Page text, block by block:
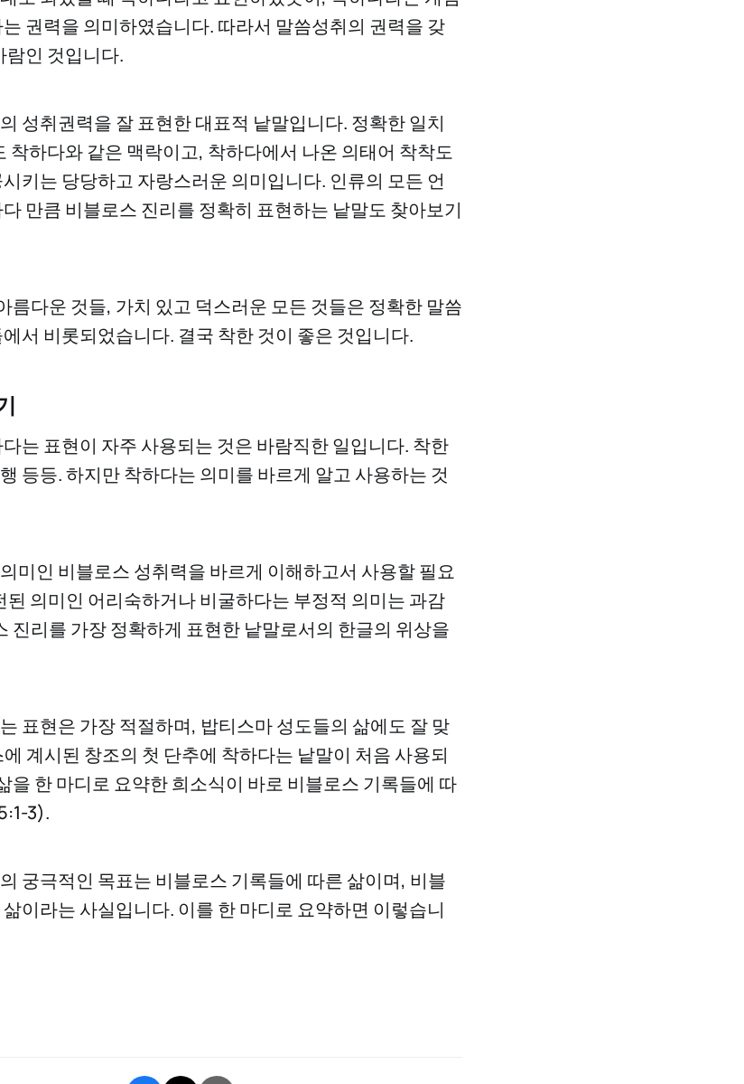
권력을 의미하였습니다. 따라서 말씀성취의 권력을 갖
람인 것입니다.
성취권력을 잘 표현한 대표적 낱말입니다. 정확한 일치
착하다와 같은 맥락이고, 착하다에서 나온 의태어 착착도
키는 당당하고 자랑스러운 의미입니다. 인류의 모든 언
만큼 비블로스 진리를 정확히 표현하는 낱말도 찾아보기
름다운 것들, 가치 있고 덕스러운 모든 것들은 정확한 말씀
서 비롯되었습니다. 결국 착한 것이 좋은 것입니다.
는 표현이 자주 사용되는 것은 바람직한 일입니다. 착한
등등. 하지만 착하다는 의미를 바르게 알고 사용하는 것
미인 비블로스 성취력을 바르게 이해하고서 사용할 필요
된 의미인 어리숙하거나 비굴하다는 부정적 의미는 과감
진리를 가장 정확하게 표현한 낱말로서의 한글의 위상을
표현은 가장 적절하며, 밥티스마 성도들의 삶에도 잘 맞
계시된 창조의 첫 단추에 착하다는 낱말이 처음 사용되
을 한 마디로 요약한 희소식이 바로 비블로스 기록들에 따
3).
궁극적인 목표는 비블로스 기록들에 따른 삶이며, 비블
이라는 사실입니다. 이를 한 마디로 요약하면 이렇습니